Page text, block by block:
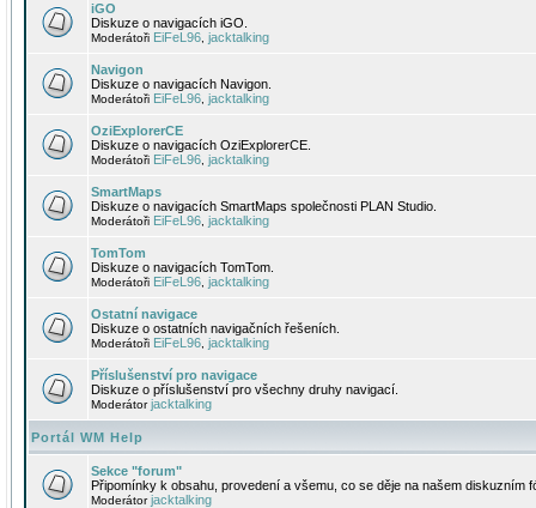
iGO
Diskuze o navigacích iGO.
Moderátoři EiFeL96 jacktalking
Navigon
Diskuze o navigacích Navigon.
Moderátoři EiFeL96 jacktalking
OziExplorerCE
Diskuze o navigacích OziExplorerCE.
Moderátoři EiFeL96 jacktalking
SmartMaps
Diskuze o navigacích SmartMaps společnosti PLAN Studio.
Moderátoři EiFeL96 jacktalking
TomTom
Diskuze o navigacích TomTom.
Moderátoři EiFeL96 jacktalking
Ostatní navigace
Diskuze o ostatních navigačních řešeních.
Moderátoři EiFeL96 jacktalking
Příslušenství pro navigace
Diskuze o příslušenství pro všechny druhy navigací.
Moderátorjacktalking
Portál WM Help
Sekce "forum"
Připomínky k obsahu, provedení a všemu, co se děje na našem diskuzním
Moderátorjacktalking